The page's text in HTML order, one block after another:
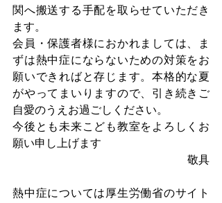
関へ搬送する手配を取らせていただき
ます。
会員・保護者様におかれましては、ま
ずは熱中症にならないための対策をお
願いできればと存じます。本格的な夏
がやってまいりますので、引き続きご
自愛のうえお過ごしください。
今後とも未来こども教室をよろしくお
願い申し上げます
敬具
熱中症については厚生労働省のサイト